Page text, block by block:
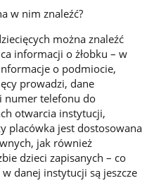
w nim znaleźć?
można znaleźć
informacji o żłobku – w
o podmiocie,
prowadzi, dane
numer telefonu do
otwarcia instytucji,
placówka jest dostosowana
jak również
dzieci zapisanych – co
danej instytucji są jeszcze